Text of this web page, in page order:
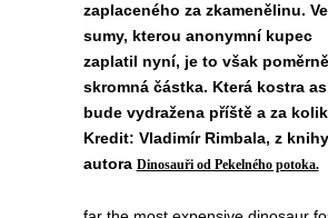
zaplaceného za zkamenělinu.
sumy, kterou anonymní kupec
zaplatil nyní, je to však poměrně
skromná částka. Která kostra
bude vydražena příště a za
Kredit: Vladimír Rimbala, z knihy
autora Dinosauři od Pekelného potoka.